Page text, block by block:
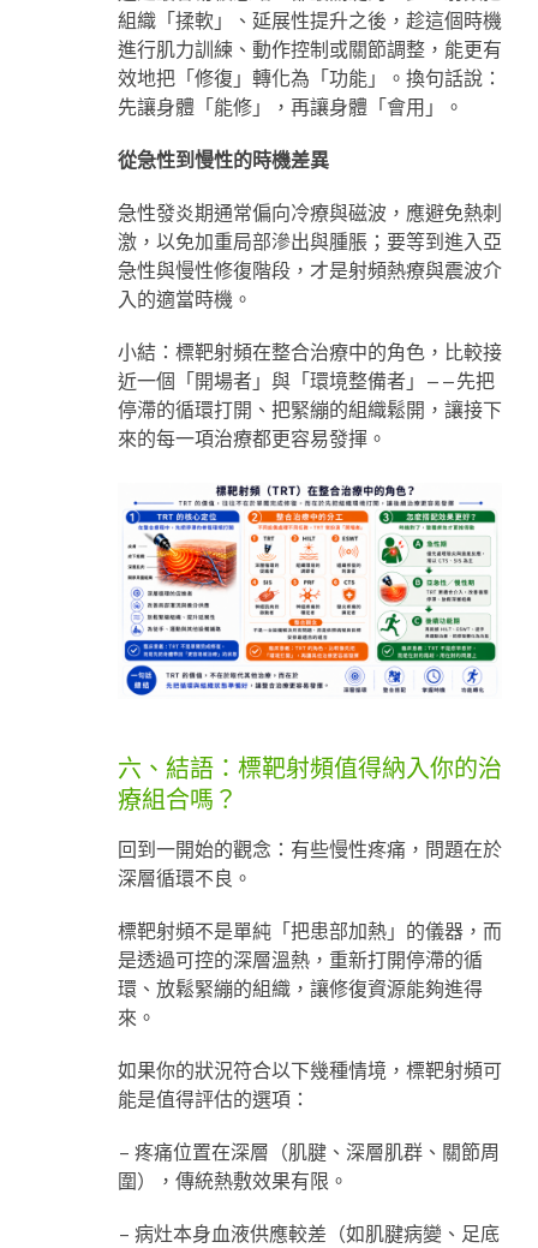
組織「揉軟」、延展性提升之後，趁這個時機
進行肌力訓練、動作控制或關節調整，能更有
效地把「修復」轉化為「功能」。換句話說：
先讓身體「能修」，再讓身體「會用」。
從急性到慢性的時機差異
急性發炎期通常偏向冷療與磁波，應避免熱刺
激，以免加重局部滲出與腫脹；要等到進入亞
急性與慢性修復階段，才是射頻熱療與震波介
入的適當時機。
小結：標靶射頻在整合治療中的角色，比較接
近一個「開場者」與「環境整備者」——先把
停滯的循環打開、把緊繃的組織鬆開，讓接下
來的每一項治療都更容易發揮。
六、結語：標靶射頻值得納入你的治
療組合嗎？
回到一開始的觀念：有些慢性疼痛，問題在於
深層循環不良。
標靶射頻不是單純「把患部加熱」的儀器，而
是透過可控的深層溫熱，重新打開停滯的循
環、放鬆緊繃的組織，讓修復資源能夠進得
來。
如果你的狀況符合以下幾種情境，標靶射頻可
能是值得評估的選項：
– 疼痛位置在深層（肌腱、深層肌群、關節周
圍），傳統熱敷效果有限。
– 病灶本身血液供應較差（如肌腱病變、足底